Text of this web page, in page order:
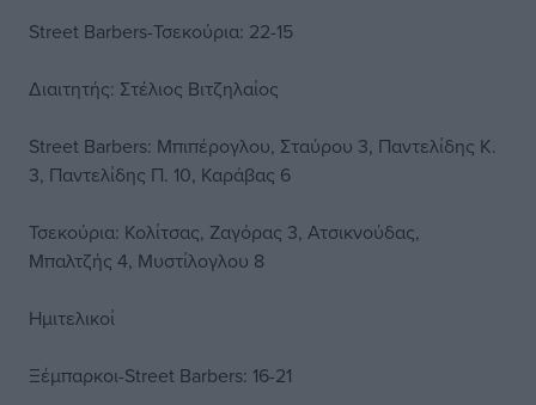
Street Barbers-Τσεκούρια: 22-15
Διαιτητής: Στέλιος Βιτζηλαίος
Street Barbers: Μπιπέρογλου, Σταύρου 3, Παντελίδης Κ.
3, Παντελίδης Π. 10, Καράβας 6
Τσεκούρια: Κολίτσας, Ζαγόρας 3, Ατσικνούδας,
Μπαλτζής 4, Μυστίλογλου 8
Ημιτελικοί
Ξέμπαρκοι-Street Barbers: 16-21